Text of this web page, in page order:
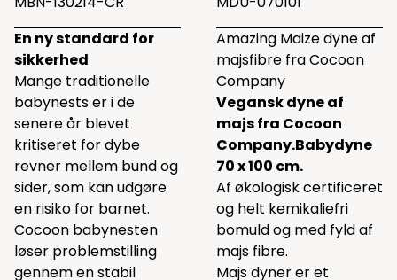
En ny standard for
sikkerhed
Mange traditionelle
babynests er i de
senere år blevet
kritiseret for dybe
revner mellem bund og
sider, som kan udgøre
en risiko for barnet.
Cocoon babynesten
løser problemstilling
gennem en stabil
Amazing Maize dyne af
majsfibre fra Cocoon
Company
Vegansk dyne af
majs fra Cocoon
Company.Babydyne
70 x 100 cm.
Af økologisk certificeret
og helt kemikaliefri
bomuld og med fyld af
majs fibre.
Majs dyner er et